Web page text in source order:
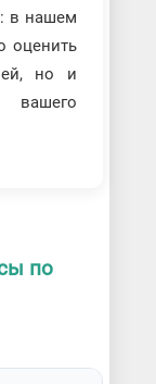
в нашем
оценить
но и
вашего
по